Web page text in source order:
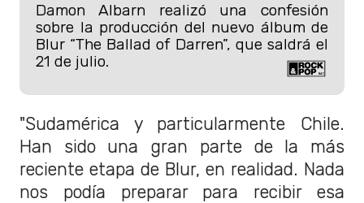
Damon Albarn realizó una confesión
sobre la producción del nuevo álbum de
Blur “The Ballad of Darren”, que saldrá el
21 de julio.
"Sudamérica y particularmente Chile.
Han sido una gran parte de la más
reciente etapa de Blur, en realidad. Nada
nos podía preparar para recibir esa